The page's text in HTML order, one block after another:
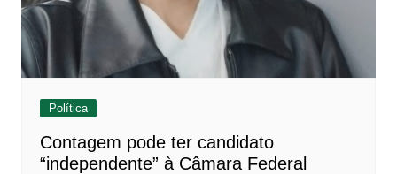
Política
Contagem pode ter candidato
“independente” à Câmara Federal